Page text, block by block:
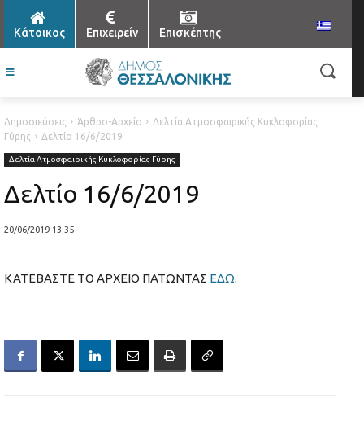
Κάτοικος Επιχειρείν Επισκέπτης
Δημοσιεύσεις Άρθρο-Αρχείο
Δελτία Ατμοσφαιρικής Κυκλοφορίας
Γύρης
Δελτίο 16/6/2019
Δελτία Ατμοσφαιρικής Κυκλοφορίας Γύρης
Δελτίο 16/6/2019
20/06/2019 13:35
ΚΑΤΕΒΑΣΤΕ ΤΟ ΑΡΧΕΙΟ ΠΑΤΩΝΤΑΣ ΕΔΩ.